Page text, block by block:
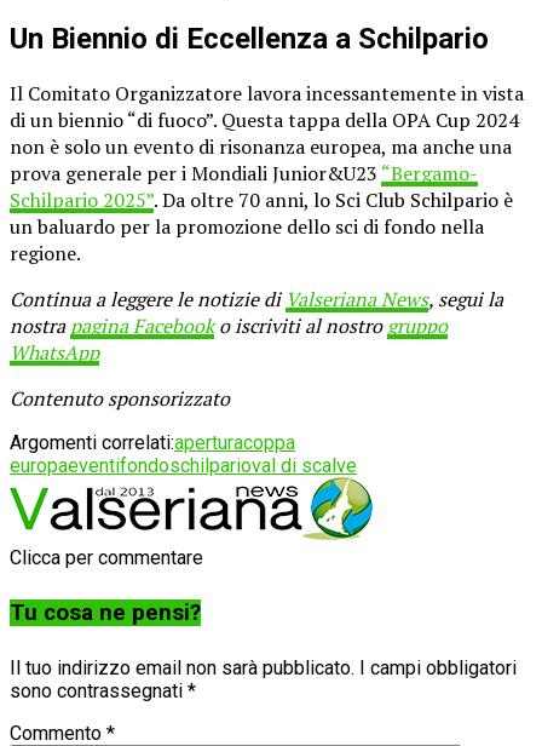
Un Biennio di Eccellenza a Schilpario
Il Comitato Organizzatore lavora incessantemente in vista
di un biennio “di fuoco”. Questa tappa della OPA Cup 2024
non è solo un evento di risonanza europea, ma anche una
prova generale per i Mondiali Junior&U23 “Bergamo-
Schilpario 2025”. Da oltre 70 anni, lo Sci Club Schilpario è
un baluardo per la promozione dello sci di fondo nella
regione.
Continua a leggere le notizie di Valseriana News, segui la
nostrapagina Facebooko iscriviti al nostrogruppo
WhatsApp
Contenuto sponsorizzato
Argomenti correlati:aperturacoppa
europaeventifondoschilparioval di scalve
Clicca per commentare
Tu cosa ne pensi?
Il tuo indirizzo email non sarà pubblicato. I campi obbligatori
sono contrassegnati *
Commento *